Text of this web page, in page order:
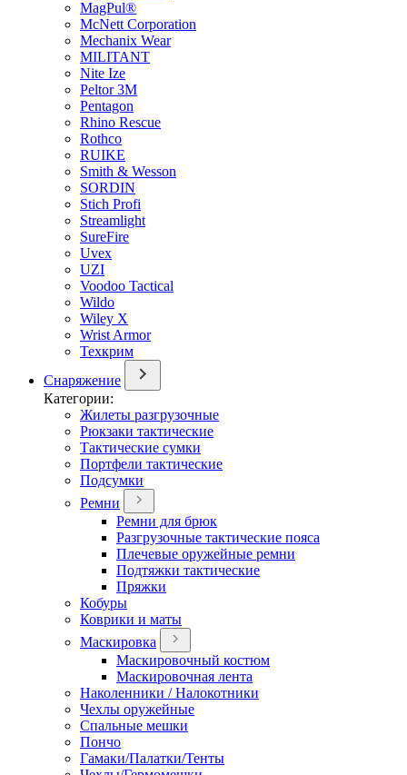
MagPul®
McNett Corporation
Mechanix Wear
MILITANT
Nite Ize
Peltor 3M
Pentagon
Rhino Rescue
Rothco
RUIKE
Smith & Wesson
SORDIN
Stich Profi
Streamlight
SureFire
Uvex
UZI
Voodoo Tactical
Wildo
Wiley X
Wrist Armor
Техкрим
Снаряжение
Категории:
Жилеты разгрузочные
Рюкзаки тактические
Тактические сумки
Портфели тактические
Подсумки
Ремни
Ремни для брюк
Разгрузочные тактические пояса
Плечевые оружейные ремни
Подтяжки тактические
Пряжки
Кобуры
Коврики и маты
Маскировка
Маскировочный костюм
Маскировочная лента
Наколенники / Налокотники
Чехлы оружейные
Спальные мешки
Пончо
Гамаки/Палатки/Тенты